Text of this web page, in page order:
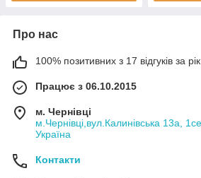
Про нас
100% позитивних з 17 відгуків за рік
Працює з 06.10.2015
м. Чернівці
м.Чернівці,вул.Калинівська 13а,
Україна
Контакти